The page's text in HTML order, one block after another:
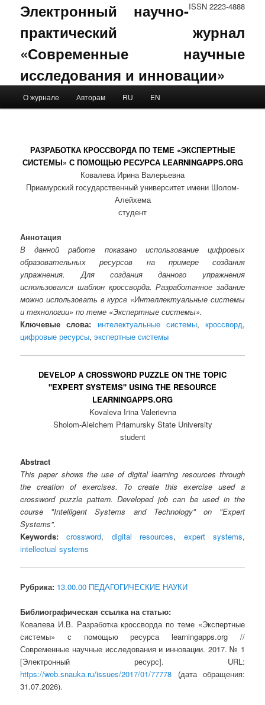
ISSN 2223-4888
Электронный научно-
практический журнал
«Современные научные
исследования и инновации»
Skip to primary content
Skip to secondary content
О журнале Авторам RU EN
РАЗРАБОТКА КРОССВОРДА ПО ТЕМЕ «ЭКСПЕРТНЫЕ
СИСТЕМЫ» С ПОМОЩЬЮ РЕСУРСА LEARNINGAPPS.ORG
Ковалева Ирина Валерьевна
Приамурский государственный университет имени Шолом-
Алейхема
студент
Аннотация
В данной работе показано использование цифровых
образовательных ресурсов на примере создания
упражнения. Для создания данного упражнения
использовался шаблон кроссворда. Разработанное задание
можно использовать в курсе «Интеллектуальные системы
и технологии» по теме «Экспертные системы».
Ключевые слова:
интелектуальные системы, кроссворд,
цифровые ресурсы,экспертные системы
DEVELOP A CROSSWORD PUZZLE ON THE TOPIC
"EXPERT SYSTEMS" USING THE RESOURCE
LEARNINGAPPS.ORG
Kovaleva Irina Valerievna
Sholom-Aleichem Priamursky State University
student
Abstract
This paper shows the use of digital learning resources through
the creation of exercises. To create this exercise used a
crossword puzzle pattern. Developed job can be used in the
course "Intelligent Systems and Technology" on "Expert
Systems".
Keywords:
crossword, digital resources, expert systems,
intellectual systems
Рубрика: 13.00.00 ПЕДАГОГИЧЕСКИЕ НАУКИ
Библиографическая ссылка на статью:
Ковалева И.В. Разработка кроссворда по теме «Экспертные
системы» с помощью ресурса learningapps.org //
Современные научные исследования и инновации. 2017. № 1
[Электронный ресурс]. URL:
https://web.snauka.ru/issues/2017/01/77778 (дата обращения:
31.07.2026).